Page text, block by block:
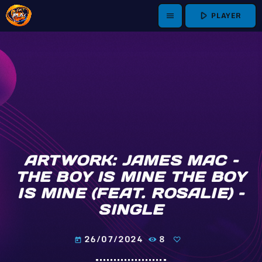
menu play_arrow PLAYER
ARTWORK: JAMES MAC –
THE BOY IS MINE THE BOY
IS MINE (FEAT. ROSALIE) –
SINGLE
today 26/07/2024 8